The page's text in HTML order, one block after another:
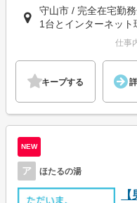
守山市 / 完全在宅勤
1台とインターネット
仕事
キープする
NEW
ア ほたるの湯